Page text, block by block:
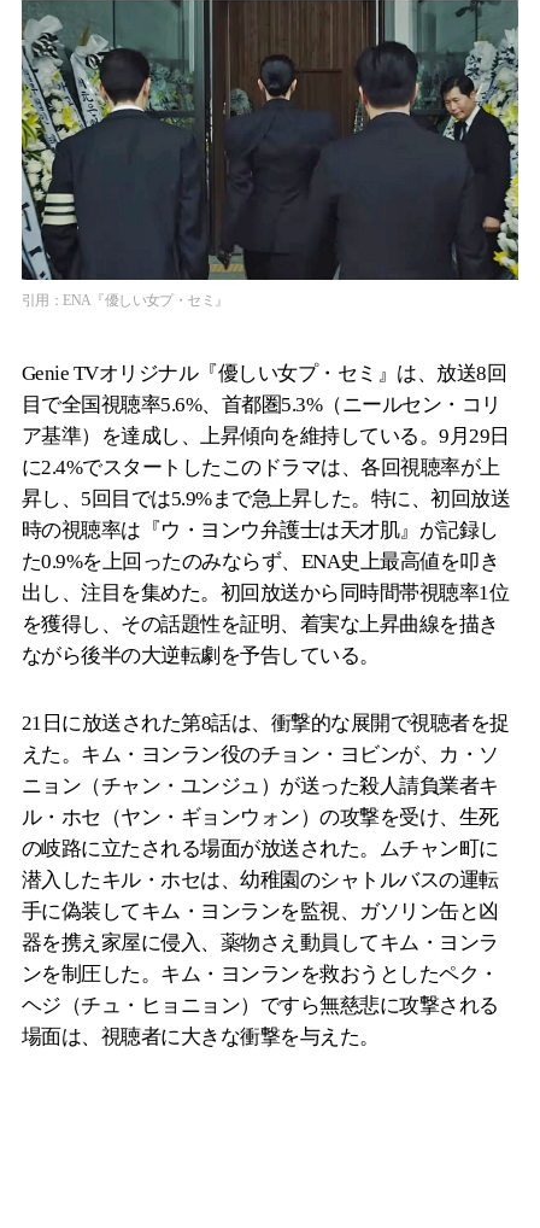
引用：ENA『優しい女プ・セミ』
Genie TVオリジナル『優しい女プ・セミ』は、放送8回
目で全国視聴率5.6%、首都圏5.3%（ニールセン・コリ
ア基準）を達成し、上昇傾向を維持している。9月29日
に2.4%でスタートしたこのドラマは、各回視聴率が上
昇し、5回目では5.9%まで急上昇した。特に、初回放送
時の視聴率は『ウ・ヨンウ弁護士は天才肌』が記録し
た0.9%を上回ったのみならず、ENA史上最高値を叩き
出し、注目を集めた。初回放送から同時間帯視聴率1位
を獲得し、その話題性を証明、着実な上昇曲線を描き
ながら後半の大逆転劇を予告している。
21日に放送された第8話は、衝撃的な展開で視聴者を捉
えた。キム・ヨンラン役のチョン・ヨビンが、カ・ソ
ニョン（チャン・ユンジュ）が送った殺人請負業者キ
ル・ホセ（ヤン・ギョンウォン）の攻撃を受け、生死
の岐路に立たされる場面が放送された。ムチャン町に
潜入したキル・ホセは、幼稚園のシャトルバスの運転
手に偽装してキム・ヨンランを監視、ガソリン缶と凶
器を携え家屋に侵入、薬物さえ動員してキム・ヨンラ
ンを制圧した。キム・ヨンランを救おうとしたペク・
ヘジ（チュ・ヒョニョン）ですら無慈悲に攻撃される
場面は、視聴者に大きな衝撃を与えた。